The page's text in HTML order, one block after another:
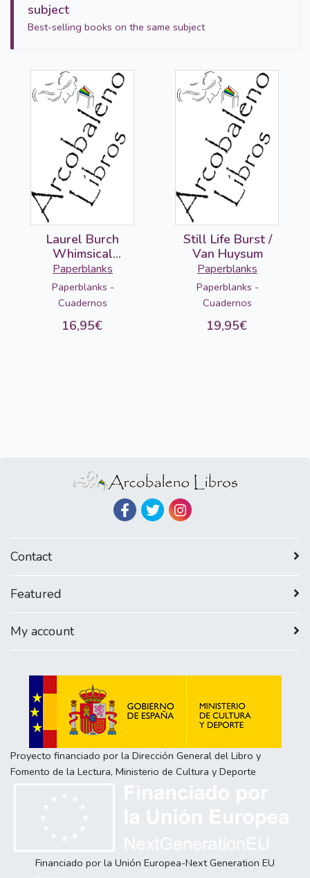
subject
Best-selling books on the same subject
Laurel Burch
Whimsical
Creations /
Cancion de mar
Paperblanks
Paperblanks -
Cuadernos
16,95€
Still Life Burst /
Van Huysum
Paperblanks
Paperblanks -
Cuadernos
19,95€
Contact
Featured
My account
Proyecto financiado por la Dirección General del Libro y
Fomento de la Lectura, Ministerio de Cultura y Deporte
Financiado por la Unión Europea-Next Generation EU